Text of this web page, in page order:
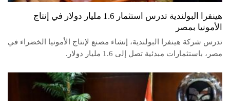
هينفرا البولندية تدرس استثمار 1.6 مليار دولار في إنتاج
الأمونيا بمصر
تدرس شركة هينفرا البولندية، إنشاء مصنع لإنتاج الأمونيا الخضراء في
مصر، باستثمارات مبدئية تصل إلى 1.6 مليار دولار.